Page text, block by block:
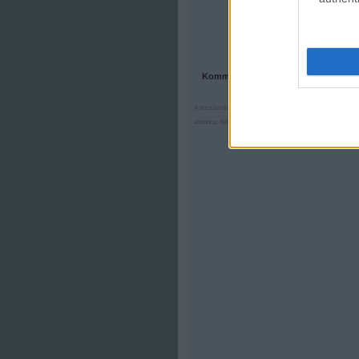
Kommentek: